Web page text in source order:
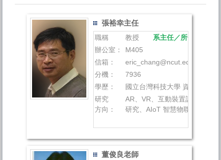
張裕幸主任
職稱 教授 系主任／所長
辦公室：
M405
信箱：
eric_chang@ncut.edu.tw
分機：
7936
學歷：
國立台灣科技大學 資訊管理所
研究
方向：
AR、VR、互動裝置設計、AI
研究、AIoT 智慧物聯網應用
董俊良老師